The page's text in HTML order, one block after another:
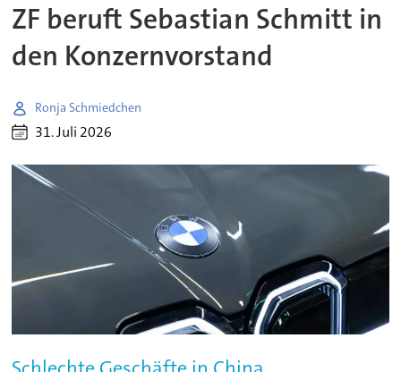
ZF beruft Sebastian Schmitt in
den Konzernvorstand
Ronja Schmiedchen
31. Juli 2026